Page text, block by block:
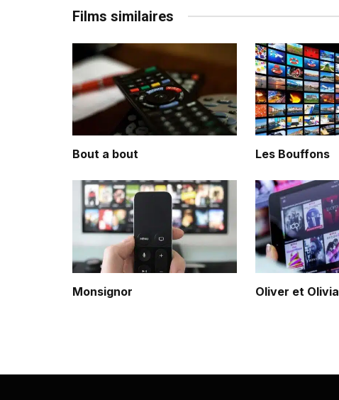
Films similaires
Bout a bout Les Bouffons
Monsignor Oliver et Olivia